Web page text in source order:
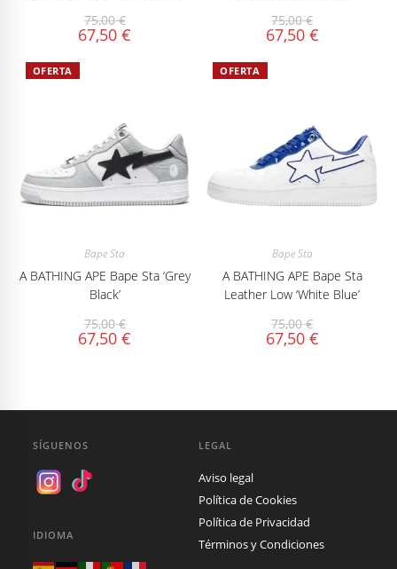
75,00€
67,50€
75,00€
67,50 €
OFERTA
Bape Sta
A BATHING APE Bape Sta ‘Grey
Black’
75,00€
67,50€
OFERTA
Bape Sta
A BATHING APE Bape Sta
Leather Low ‘White Blue’
75,00€
67,50 €
SÍGUENOS
IDIOMA
LEGAL
Aviso legal
Política de Cookies
Política de Privacidad
Términos y Condiciones